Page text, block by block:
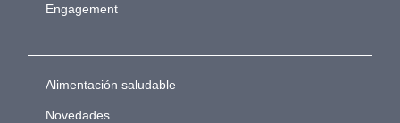
Engagement
Alimentación saludable
Novedades